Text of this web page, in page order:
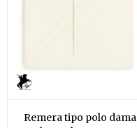
Remera tipo polo dama